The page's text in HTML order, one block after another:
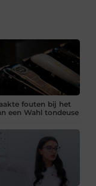
fouten bij het
een Wahl tondeuse